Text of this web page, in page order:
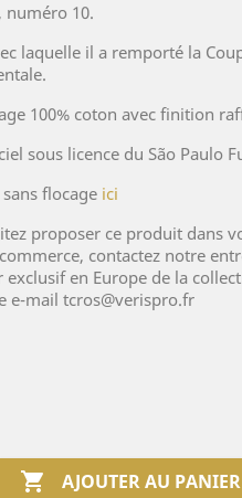
numéro 10.
laquelle il a remporté la
100% coton avec finition
sous licence du São Paulo
flocage ici
proposer ce produit dans
contactez notre
en Europe de la
e-mail tcros@verispro.fr
 AJOUTER AU PANIER